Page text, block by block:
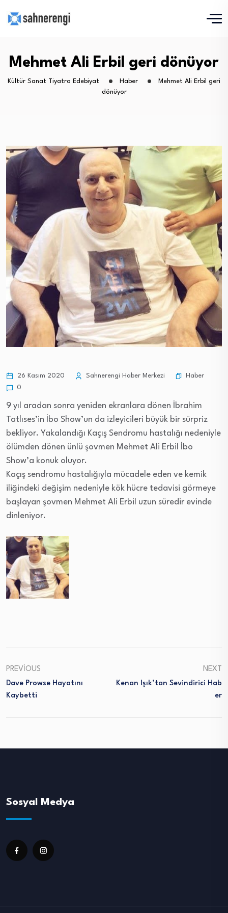
Mehmet Ali Erbil geri dönüyor
Kültür Sanat Tiyatro Edebiyat Haber
Mehmet Ali Erbil geri
dönüyor
26 Kasım 2020 Sahnerengi Haber Merkezi
Haber
0
9 yıl aradan sonra yeniden ekranlara dönen İbrahim
Tatlıses’in İbo Show’un da izleyicileri büyük bir sürpriz
bekliyor. Yakalandığı Kaçış Sendromu hastalığı nedeniyle
ölümden dönen ünlü şovmen Mehmet Ali Erbil İbo
Show’a konuk oluyor.
Kaçış sendromu hastalığıyla mücadele eden ve kemik
iliğindeki değişim nedeniyle kök hücre tedavisi görmeye
başlayan şovmen Mehmet Ali Erbil uzun süredir evinde
dinleniyor.
PREVIOUS
Dave Prowse Hayatını
Kaybetti
NEXT
Kenan Işık’tan Sevindirici Hab
Er
Sosyal Medya